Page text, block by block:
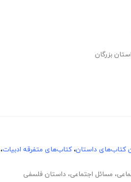
بزرگان
کتاب‌های داستان، کتاب‌های متفرقه ادبیات،
، مسائل اجتماعی، داستان فلسفی